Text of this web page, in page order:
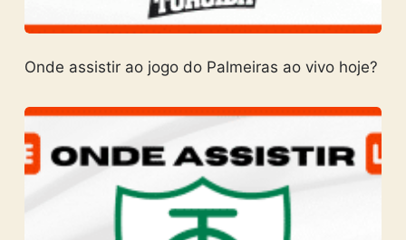
Onde assistir ao jogo do Palmeiras ao vivo hoje?